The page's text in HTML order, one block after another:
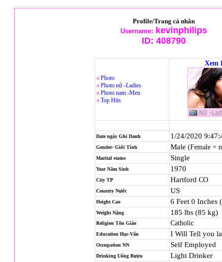
Profile/Trang cá nhân
Username: kevinphilips
ID: 408790
Photo
Photo nử -Ladies
Photo nam -Men
Top Hits
Xem
Date ngày Ghi Danh 1/24/2020
Gender- Giới Tính Male (Female =
Marital status Single
Year Năm Sinh 1970
City TP Hartford CO
Country Nước US
Height Cao 6 Feet 0 Inches
Weight Nặng 185 lbs (85 kg)
Religion Tôn Giáo Catholic
Education Học-Vấn I Will Tell you
Occupation NN Self Employed
Drinking Uống Rượu Light Drinker